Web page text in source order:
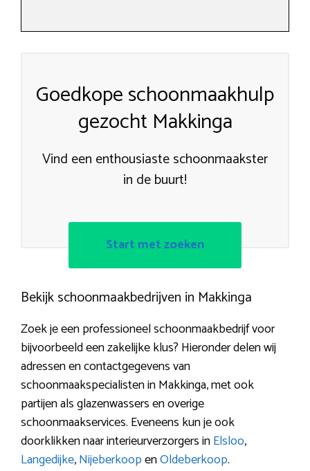
Goedkope schoonmaakhulp
gezocht Makkinga
Vind een enthousiaste schoonmaakster
in de buurt!
Start met zoeken
Bekijk schoonmaakbedrijven in Makkinga
Zoek je een professioneel schoonmaakbedrijf voor
bijvoorbeeld een zakelijke klus? Hieronder delen wij
adressen en contactgegevens van
schoonmaakspecialisten in Makkinga, met ook
partijen als glazenwassers en overige
schoonmaakservices. Eveneens kun je ook
doorklikken naar interieurverzorgers inElsloo,
Langedijke,NijeberkoopenOldeberkoop.